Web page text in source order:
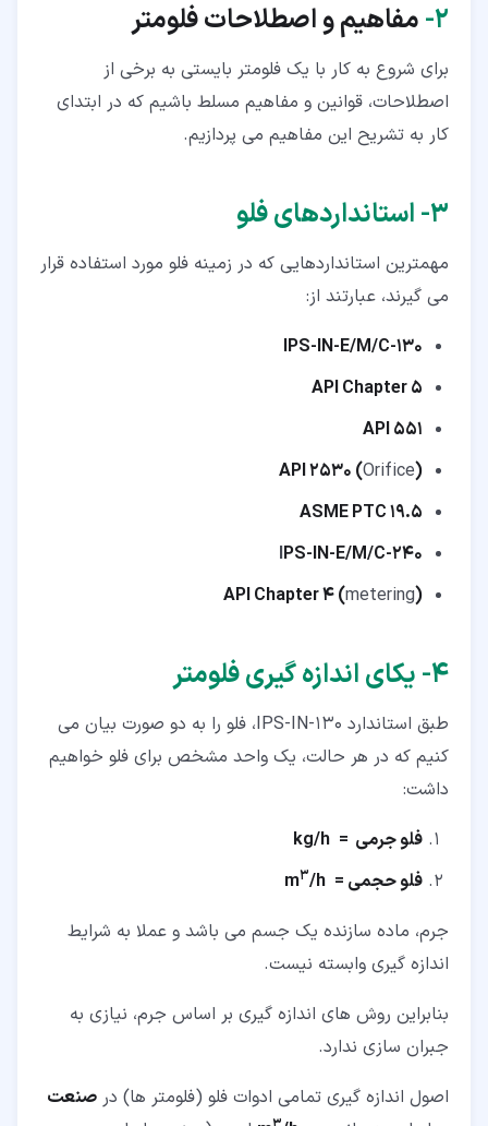
۱۰‏-‏۲‏- نمودار تغییرات فلو برحسب اختلاف فشار
۱۱‏- گستره اندازه گیری Rangeability
۲‏- مفاهیم و اصطلاحات فلومتر
برای شروع به کار با یک فلومتر بایستی به برخی از
اصطلاحات، قوانین و مفاهیم مسلط باشیم که در ابتدای
کار به تشریح این مفاهیم می پردازیم.
۳‏- استانداردهای فلو
مهمترین استانداردهایی که در زمینه فلو مورد استفاده قرار
می گیرند، عبارتند از:
IPS-IN-E/M/C-130
API Chapter 5
API 551
(API 2530 (
Orifice
ASME PTC 19.5
IPS-IN-E/M/C-240
(API Chapter 4 (
metering
۴‏- یکای اندازه گیری فلومتر
طبق استاندارد IPS-IN-130، فلو را به دو صورت بیان می
کنیم که در هر حالت، یک واحد مشخص برای فلو خواهیم
داشت:
فلو جرمی = kg/h
فلو حجمی =
m­3/h
جرم، ماده سازنده یک جسم می باشد و عملا به شرایط
اندازه گیری وابسته نیست.
بنابراین روش های اندازه گیری بر اساس جرم، نیازی به
جبران سازی ندارد.
اصول اندازه گیری تمامی ادوات فلو (فلومتر ها) در صنعت